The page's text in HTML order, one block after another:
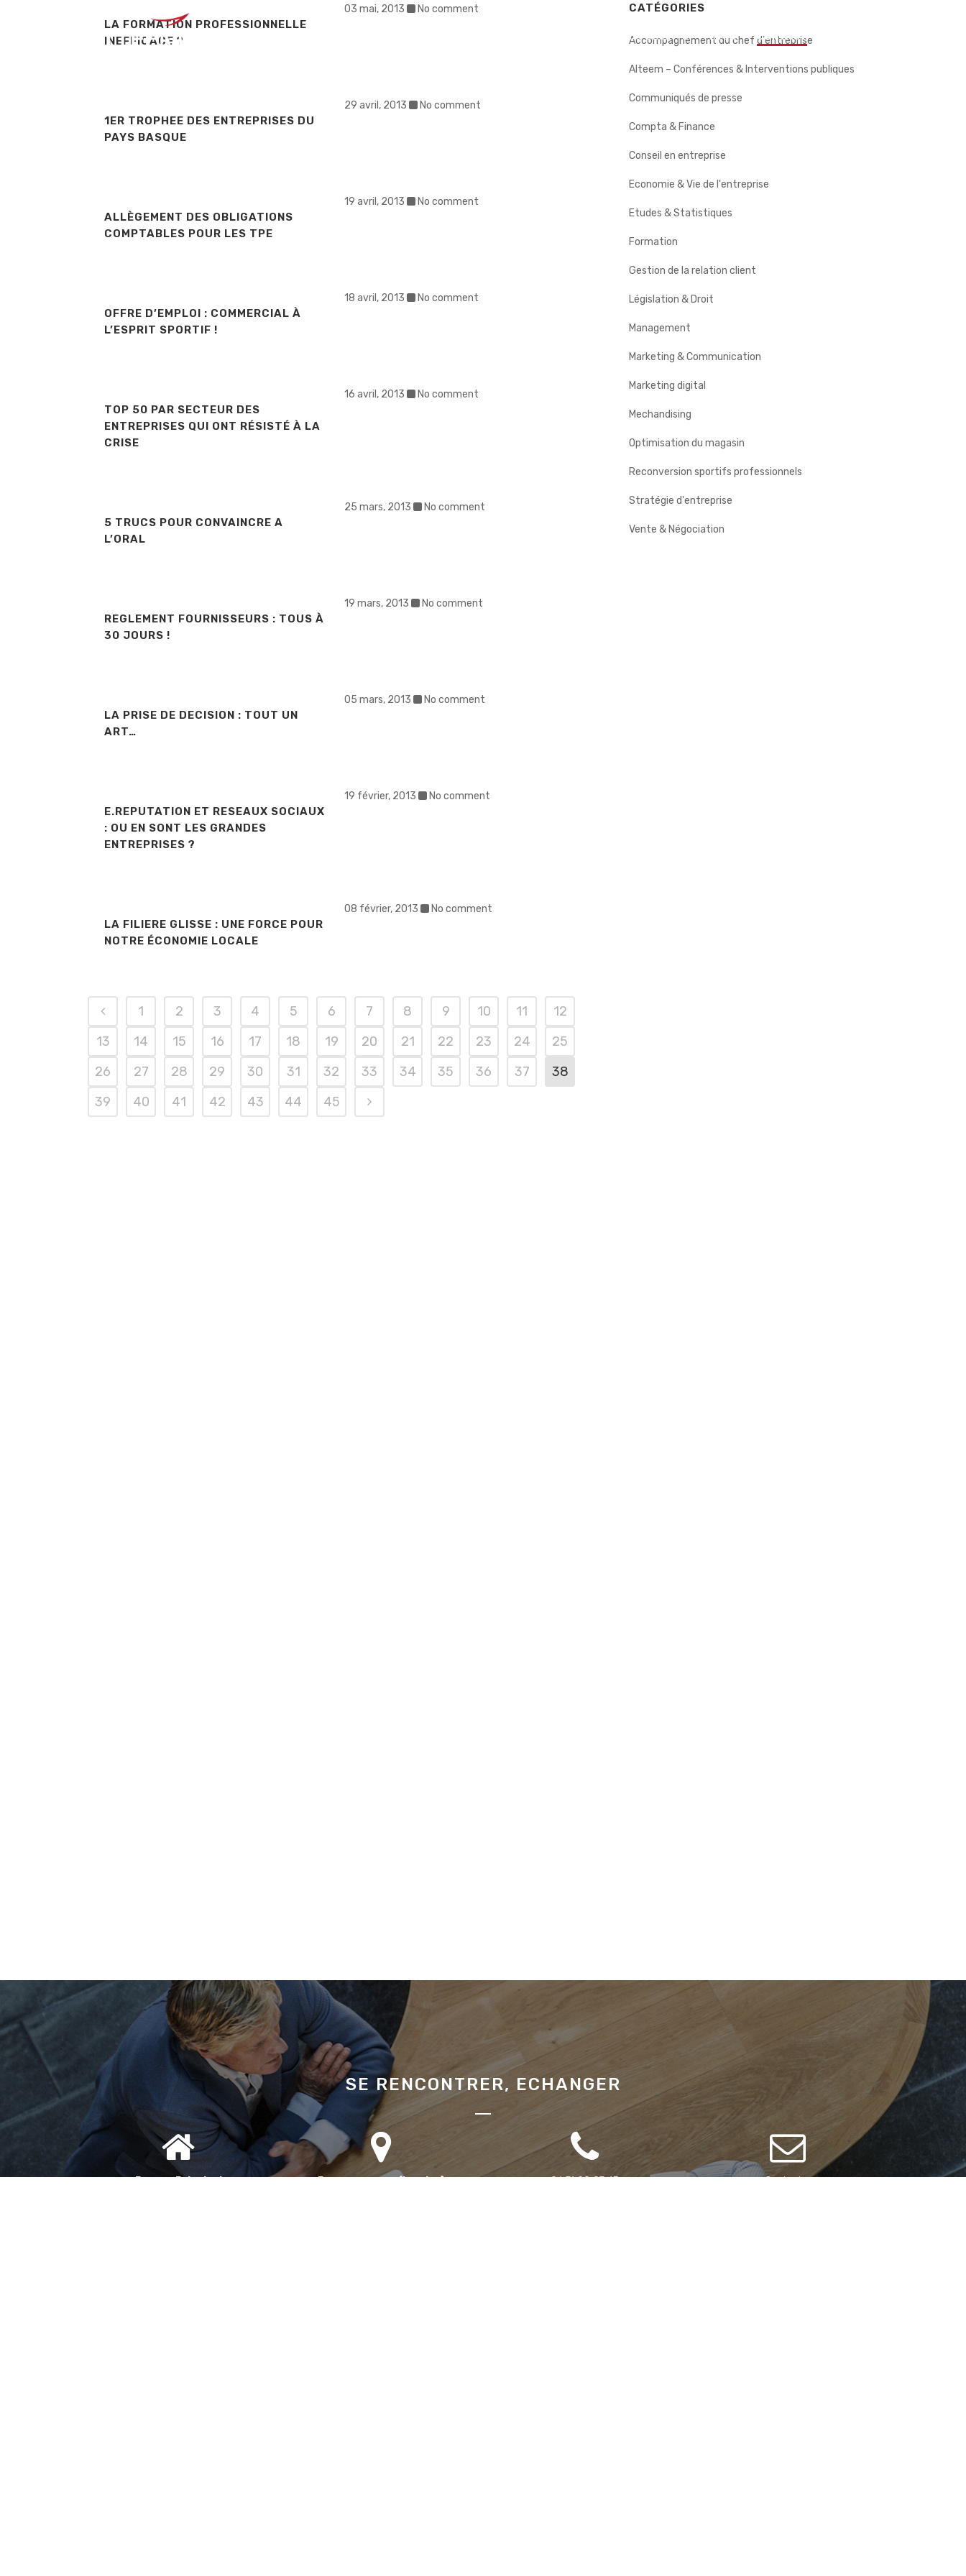
NOS CLIENTS BLOG CONTACT
LA FORMATION PROFESSIONNELLE
INEFFICACE ?
03 mai, 2013 No comment
1ER TROPHEE DES ENTREPRISES DU
PAYS BASQUE
29 avril, 2013 No comment
ALLÈGEMENT DES OBLIGATIONS
COMPTABLES POUR LES TPE
19 avril, 2013 No comment
OFFRE D’EMPLOI : COMMERCIAL À
L’ESPRIT SPORTIF !
18 avril, 2013 No comment
TOP 50 PAR SECTEUR DES
ENTREPRISES QUI ONT RÉSISTÉ À LA
CRISE
16 avril, 2013 No comment
5 TRUCS POUR CONVAINCRE A
L’ORAL
25 mars, 2013 No comment
REGLEMENT FOURNISSEURS : TOUS À
30 JOURS !
19 mars, 2013 No comment
LA PRISE DE DECISION : TOUT UN
ART…
05 mars, 2013 No comment
E.REPUTATION ET RESEAUX SOCIAUX
: OU EN SONT LES GRANDES
ENTREPRISES ?
19 février, 2013 No comment
LA FILIERE GLISSE : UNE FORCE POUR
NOTRE ÉCONOMIE LOCALE
08 février, 2013 No comment
1 2 3 4 5 6 7 8 9 10 11
12
13
14 15 16 17 18 19 20 21 22 23 24
25
26
27 28 29 30 31 32 33 34 35 36 37
38
39
40 41 42 43 44 45
CATÉGORIES
Accompagnement du chef d'entreprise
Alteem – Conférences & Interventions publiques
Communiqués de presse
Compta & Finance
Conseil en entreprise
Economie & Vie de l'entreprise
Etudes & Statistiques
Formation
Gestion de la relation client
Législation & Droit
Management
Marketing & Communication
Marketing digital
Mechandising
Optimisation du magasin
Reconversion sportifs professionnels
Stratégie d'entreprise
Vente & Négociation
SE RENCONTRER, ECHANGER
Bureau Principal
Bureau annexe (Landes)
06 71 90 87 43 Contacter